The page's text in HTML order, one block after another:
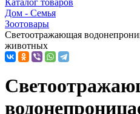
Каталог товаров
Дом - Семья
Зоотовары
Светоотражающая
животных